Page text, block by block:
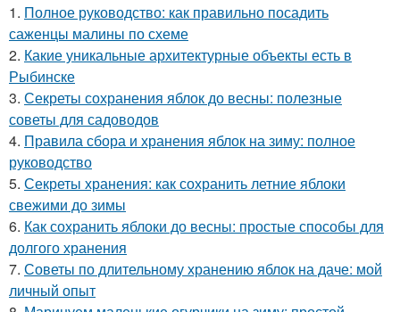
1. Полное руководство: как правильно посадить
саженцы малины по схеме
2. Какие уникальные архитектурные объекты есть в
Рыбинске
3. Секреты сохранения яблок до весны: полезные
советы для садоводов
4. Правила сбора и хранения яблок на зиму: полное
руководство
5. Секреты хранения: как сохранить летние яблоки
свежими до зимы
6. Как сохранить яблоки до весны: простые способы для
долгого хранения
7. Советы по длительному хранению яблок на даче: мой
личный опыт